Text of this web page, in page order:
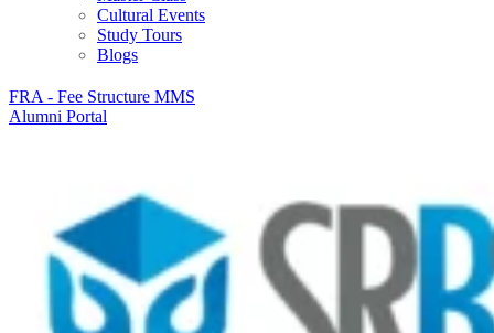
Cultural Events
Study Tours
Blogs
FRA - Fee Structure MMS
Alumni Portal